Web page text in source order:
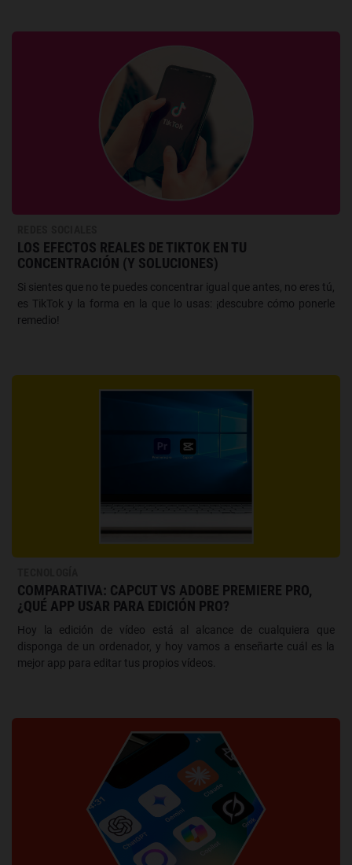
LOS EFECTOS REALES DE TIKTOK EN TU
CONCENTRACIÓN (Y SOLUCIONES)
Si sientes que no te puedes concentrar igual que antes, no eres tú,
es TikTok y la forma en la que lo usas: ¡descubre cómo ponerle
remedio!
COMPARATIVA: CAPCUT VS ADOBE PREMIERE PRO,
¿QUÉ APP USAR PARA EDICIÓN PRO?
Hoy la edición de vídeo está al alcance de cualquiera que
disponga de un ordenador, y hoy vamos a enseñarte cuál es la
mejor app para editar tus propios vídeos.